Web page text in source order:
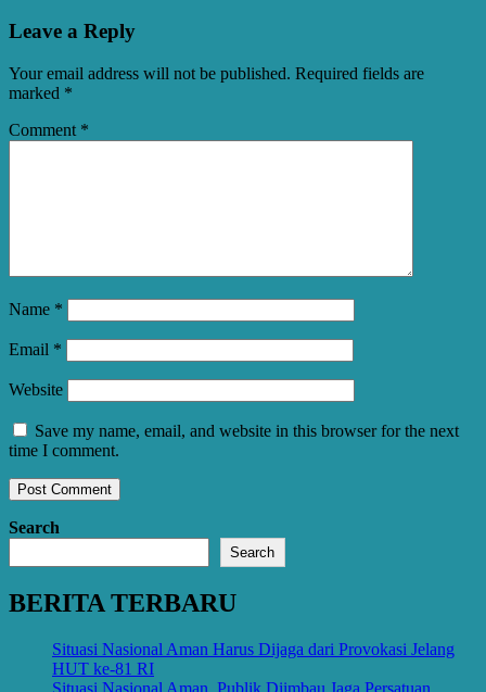
Leave a Reply
Your email address will not be published. Required fields are
marked *
Comment *
Name *
Email *
Website
Save my name, email, and website in this browser for the next
time I comment.
Search
Search
BERITA TERBARU
Situasi Nasional Aman Harus Dijaga dari Provokasi Jelang
HUT ke-81 RI
Situasi Nasional Aman, Publik Diimbau Jaga Persatuan